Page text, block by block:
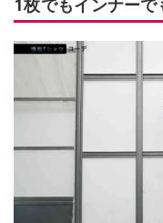
1枚でもインナー